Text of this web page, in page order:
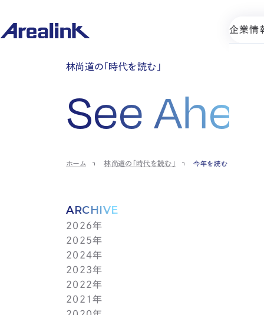
企業情
林尚道の「時代を読む」
See Ahead
ホーム 林尚道の「時代を読む」 今年を読む
ARCHIVE
2026年
7月(1)
6月(1)
5月(1)
4月(1)
3月(1)
2025年
12月(1)
11月(1)
10月(1)
9月(1)
2024年
11月(1)
10月(1)
9月(1)
2023年
11月(1)
10月(1)
2022年
11月(1)
2021年